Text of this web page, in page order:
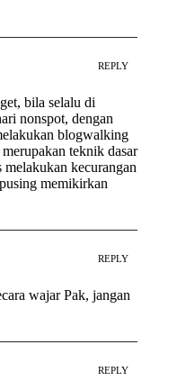
REPLY
bila selalu di
nonspot, dengan
blogwalking
teknik dasar
melakukan kecurangan
memikirkan
REPLY
wajar Pak, jangan
REPLY